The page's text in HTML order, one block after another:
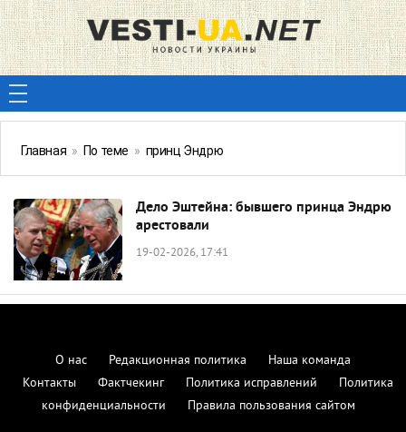
Главная » По теме » принц Эндрю
Дело Эштейна: бывшего принца Эндрю
арестовали
19-02-2026, 17:41
О нас Редакционная политика
Наша команда
Контакты
Фактчекинг Политика исправлений
Политика
конфиденциальности
Правила пользования сайтом